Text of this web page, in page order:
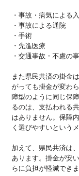
・事故・病気による
・事故による通院
・手術
・先進医療
・交通事故・不慮の
また県民共済の掛金
がっても掛金が変わ
障型のように同じ保
るのは、支払われる
はありません。保障
く選びやすいという
加えて、県民共済は
あります。掛金が安
らに負担が軽減できま